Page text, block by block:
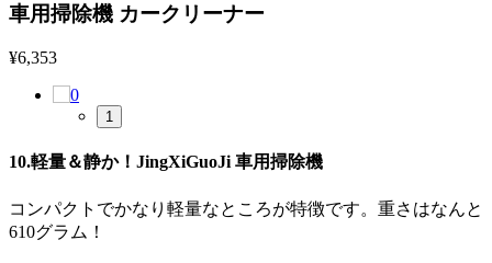
車用掃除機 カークリーナー
¥6,353
1
10.軽量＆静か！JingXiGuoJi 車用掃除機
コンパクトでかなり軽量なところが特徴です。重さはなんと
610グラム！